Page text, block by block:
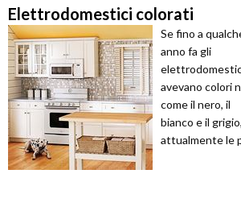
Elettrodomestici colorati
Se fino a
anno fa gli
avevano colori
come il nero, il
bianco e il grigio,
attualmente le